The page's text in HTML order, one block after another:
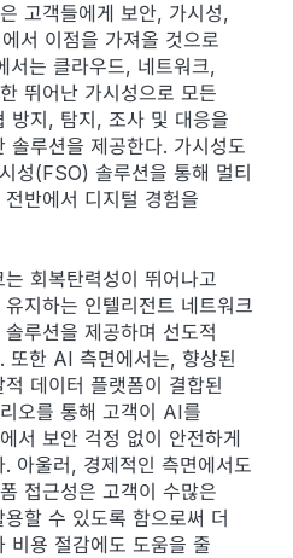
고객들에게 보안, 가시성,
서 이점을 가져올 것으로
서는 클라우드, 네트워크,
뛰어난 가시성으로 모든
방지, 탐지, 조사 및 대응을
솔루션을 제공한다. 가시성도
성(FSO) 솔루션을 통해 멀티
반에서 디지털 경험을
회복탄력성이 뛰어나고
지하는 인텔리전트 네트워크
루션을 제공하며 선도적
또한 AI 측면에서는, 향상된
데이터 플랫폼이 결합된
오를 통해 고객이 AI를
서 보안 걱정 없이 안전하게
아울러, 경제적인 측면에서도
접근성은 고객이 수많은
할 수 있도록 함으로써 더
비용 절감에도 도움을 줄